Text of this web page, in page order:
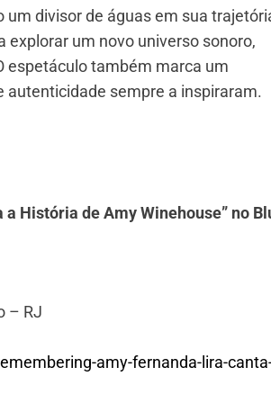
divisor de águas em sua
explorar um novo universo sonoro,
espetáculo também marca um
autenticidade sempre a inspiraram.
História de Amy Winehouse” no
– RJ
amy-fernanda-lira-